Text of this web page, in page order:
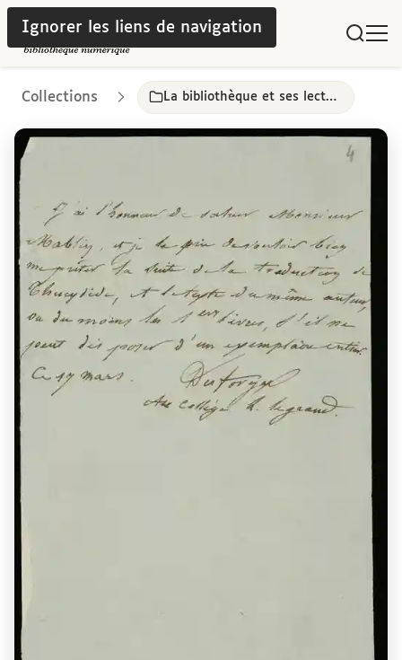
Ignorer les liens de navigation
Collections La bibliothèque et ses lecteurs